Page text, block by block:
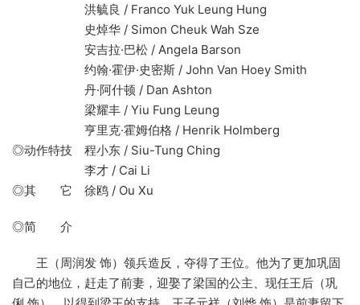
洪毓良 / Franco Yuk Leung Hung
史焯华 / Simon Cheuk Wah Sze
安吉拉·巴松 / Angela Barson
约翰·霍伊·史密斯 / John Van Hoey Smith
丹·阿什顿 / Dan Ashton
梁耀丰 / Yiu Fung Leung
亨里克·霍姆伯格 / Henrik Holmberg
◎动作特技 程小东 / Siu-Tung Ching
李才 / Cai Li
◎其 它 徐鸥 / Ou Xu
◎简 介
王（周润发 饰）领兵造反，夺得了王位。他为了更加巩固
自己的地位，赶走了前妻，迎娶了梁国的公主、现任王后（巩